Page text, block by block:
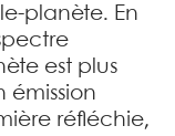
planète. En
est plus
émission
réfléchie,